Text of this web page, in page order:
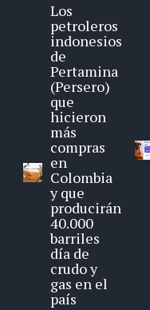
Los
petroleros
indonesios
de
Pertamina
(Persero)
que
hicieron
más
compras
en
Colombia
y que
producirán
40.000
barriles
día de
crudo y
gas en el
país